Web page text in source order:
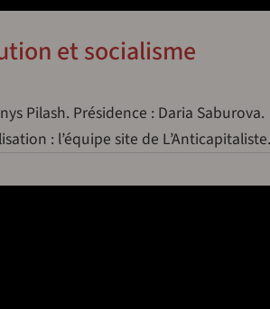
et socialisme
Pilash. Présidence : Daria Saburova.
: l’équipe site de L’Anticapitaliste.